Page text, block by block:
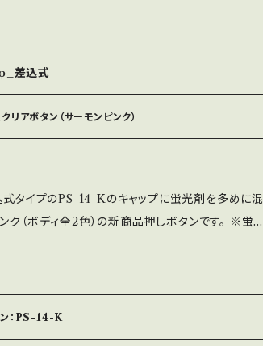
差込式
アボタン（サーモンピンク）
タイプのPS-14-Kのキャップに蛍光剤を多めに混
ク（ボディ全2色）の新商品押しボタンです。 ※蛍光
：PS-14-K